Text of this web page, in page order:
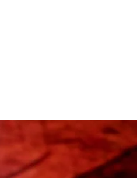
выборах в Верховную
поедет в тур по